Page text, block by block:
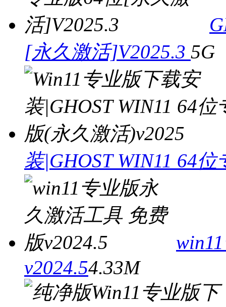
[永久激活]V2025.3 5G
装|GHOST WIN11 64
v2024.54.33M